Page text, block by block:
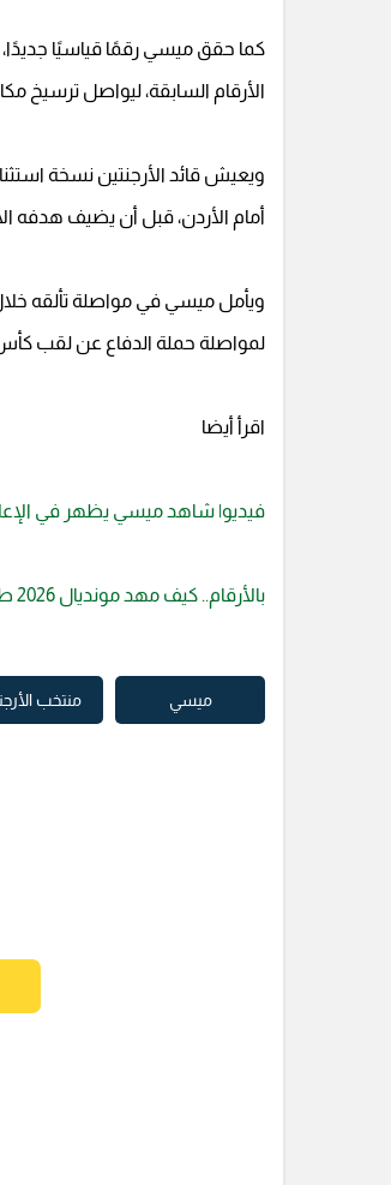
كما حقق ميسي رقمًا قياسيًا جديدًا،
الأرقام السابقة، ليواصل ترسيخ
أمام الأردن، قبل أن يضيف هدفه
ويأمل ميسي في مواصلة تألقه
لمواصلة حملة الدفاع عن لقب كأس
اقرأ أيضا
فيديو| شاهد ميسي يظهر في
بالأرقام.. كيف مهد مونديال 2026 طريق ميسي نحو الكرة الذهبية على حساب رونالدو؟
ميسي منتخب